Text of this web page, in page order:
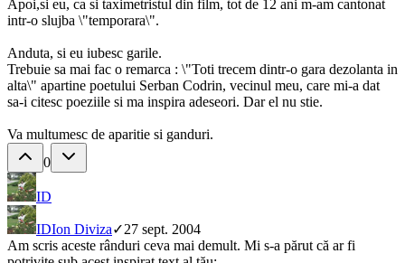
Apoi,si eu, ca si taximetristul din film, tot de 12 ani m-am cantonat
intr-o slujba \"temporara\".
Anduta, si eu iubesc garile.
Trebuie sa mai fac o remarca : \"Toti trecem dintr-o gara dezolanta in
alta\" apartine poetului Serban Codrin, vecinul meu, care mi-a dat
sa-i citesc poeziile si ma inspira adeseori. Dar el nu stie.
Va multumesc de aparitie si ganduri.
0
ID
IDIon Diviza✓27 sept. 2004
Am scris aceste rânduri ceva mai demult. Mi s-a părut că ar fi